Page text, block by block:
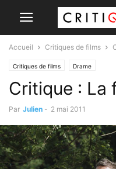
Accueil Critiques de films
Critiques de films Drame
Critique : La
Par Julien - 2 mai 2011